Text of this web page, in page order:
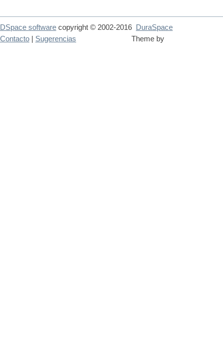
DSpace software copyright © 2002-2016
DuraSpace
Theme by
Contacto Sugerencias